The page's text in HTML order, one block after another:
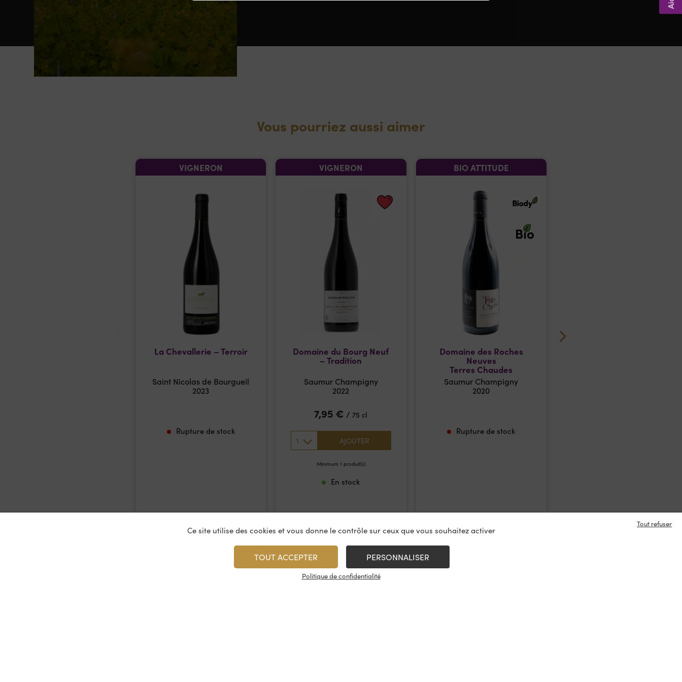
Vous pourriez aussi aimer
VIGNERON
La Chevallerie – Terroir
Saint Nicolas de Bourgueil
2023
Rupture de stock
VIGNERON
Domaine du Bourg Neuf
– Tradition
Saumur Champigny
2022
7,95 € / 75 cl
1 AJOUTER
Minimum 1 produit(s)
En stock
BIO ATTITUDE
Domaine des Roches
Neuves
Terres Chaudes
Saumur Champigny
2020
Rupture de stock
Ce site utilise des cookies et vous donne le contrôle sur ceux que vous souhaitez activer
TOUT ACCEPTER
Tout refuser
PERSONNALISER
Politique de confidentialité